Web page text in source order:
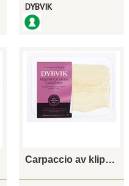
DYBVIK
Carpaccio av klippfisk loins exstra